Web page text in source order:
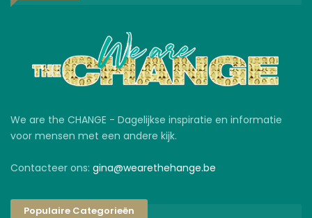
We are the CHANGE - Dagelijkse inspiratie en informatie
voor mensen met een andere kijk.
Contacteer ons: gina@wearethehange.be
Populaire Categorieën